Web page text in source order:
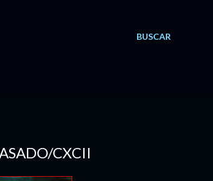
BUSCAR
CXCII